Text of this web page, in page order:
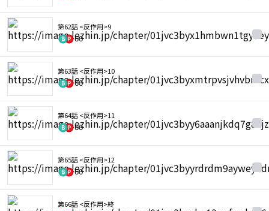
第62話 <反作用>9
60
第63話 <反作用>10
60
第64話 <反作用>11
60
第65話 <反作用>12
60
第66話 <反作用>終